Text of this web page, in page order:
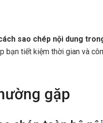
sao chép nội dung
bạn tiết kiệm thời gian và
gặp